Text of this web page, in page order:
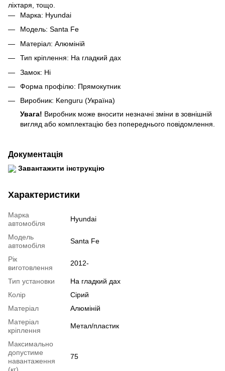
ліхтаря, тощо.
Марка: Hyundai
Модель: Santa Fe
Матеріал: Алюміній
Тип кріплення: На гладкий дах
Замок: Ні
Форма профілю: Прямокутник
Виробник: Kenguru (Україна)
Увага! Виробник може вносити незначні зміни в зовнішній
вигляд або комплектацію без попереднього повідомлення.
Документація
Завантажити інструкцію
Характеристики
Марка
автомобіля
Hyundai
Модель
автомобіля
Santa Fe
Рік
виготовлення
2012-
Тип установки
На гладкий дах
Колір
Сірий
Матеріал
Алюміній
Матеріал
кріплення
Метал/пластик
Максимально
допустиме
навантаження
(кг)
75